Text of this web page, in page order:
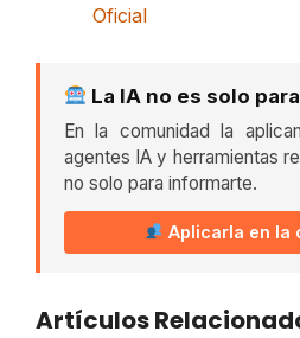
Oficial
La IA no es solo
En la comunidad la
agentes IA y herramientas
no solo para informarte.
Aplicarla en la
Artículos